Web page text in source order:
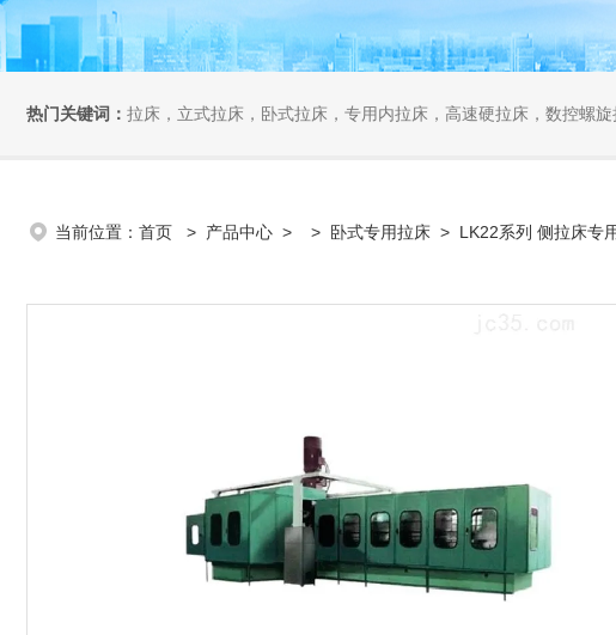
热门关键词： 拉床，立式拉床，卧式拉床，专用内拉床，高速硬拉床，数控螺
当前位置： 首页 > 产品中心 > > 卧式专用拉床 > LK22系列 侧拉床专